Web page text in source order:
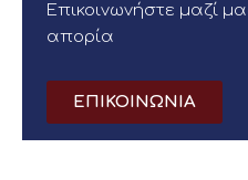
Επικοινωνήστε μαζί
απορία
ΕΠΙΚΟΙΝΩΝΙΑ